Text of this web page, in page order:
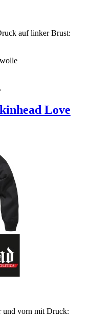
auf linker Brust:
Love
und vorn mit Druck: